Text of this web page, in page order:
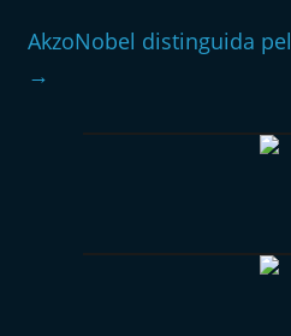
AkzoNobel distinguida
→